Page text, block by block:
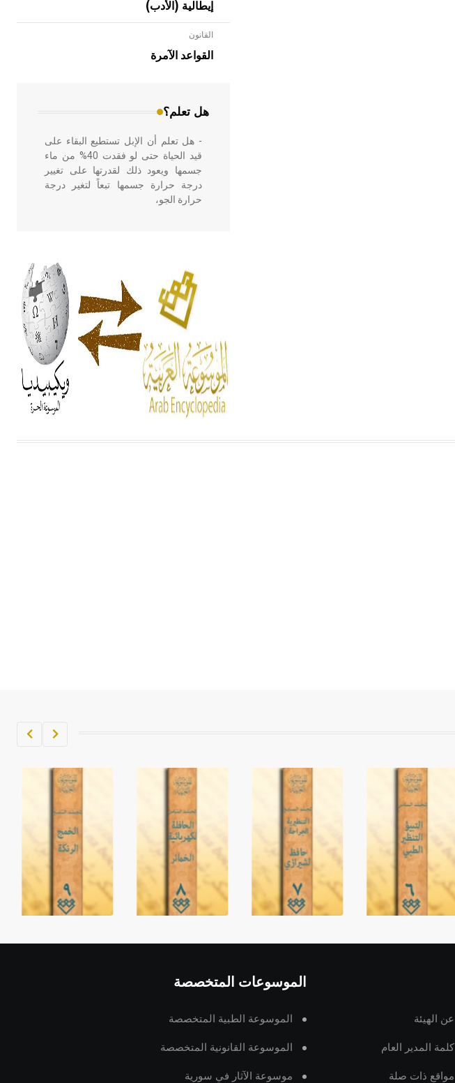
إيطالية (الأدب)
القانون
القواعد الآمرة
هل تعلم؟
- هل تعلم أن الأبلق نوع من الفنون
الهندسية التي ارتبطت بالعمارة الإسلامية
في بلاد الشام ومصر خاصة، حيث يحرص
- هل تعلم أن الإبل تستطيع البقاء على
قيد الحياة حتى لو فقدت 40% من ماء
جسمها ويعود ذلك لقدرتها على تغيير
درجة حرارة جسمها تبعاً لتغير درجة
حرارة الجو،
أربعة مؤلفات هي: الحكم، الأدلة، تنظيم
التغذية، ورسالته في جروح الرأس.
ويعود له الفضل بأنه حرر الطب من
الدين والفلسفة.
- هل تعلم أن المرجان إفراز حيواني
يتكون في البحر ويتركب من مادة
كربونات الكلسيوم، وهو أحمر أو شديد
الحمرة وهو أجود أنواعه، ويمتاز بكبر
الحجم ويسمى الش
عن الهيئة
كلمة المدير العام
مواقع ذات صلة
الموسوعات المتخصصة
الموسوعة الطبية المتخصصة
الموسوعة القانونية المتخصصة
موسوعة الآثار في سورية